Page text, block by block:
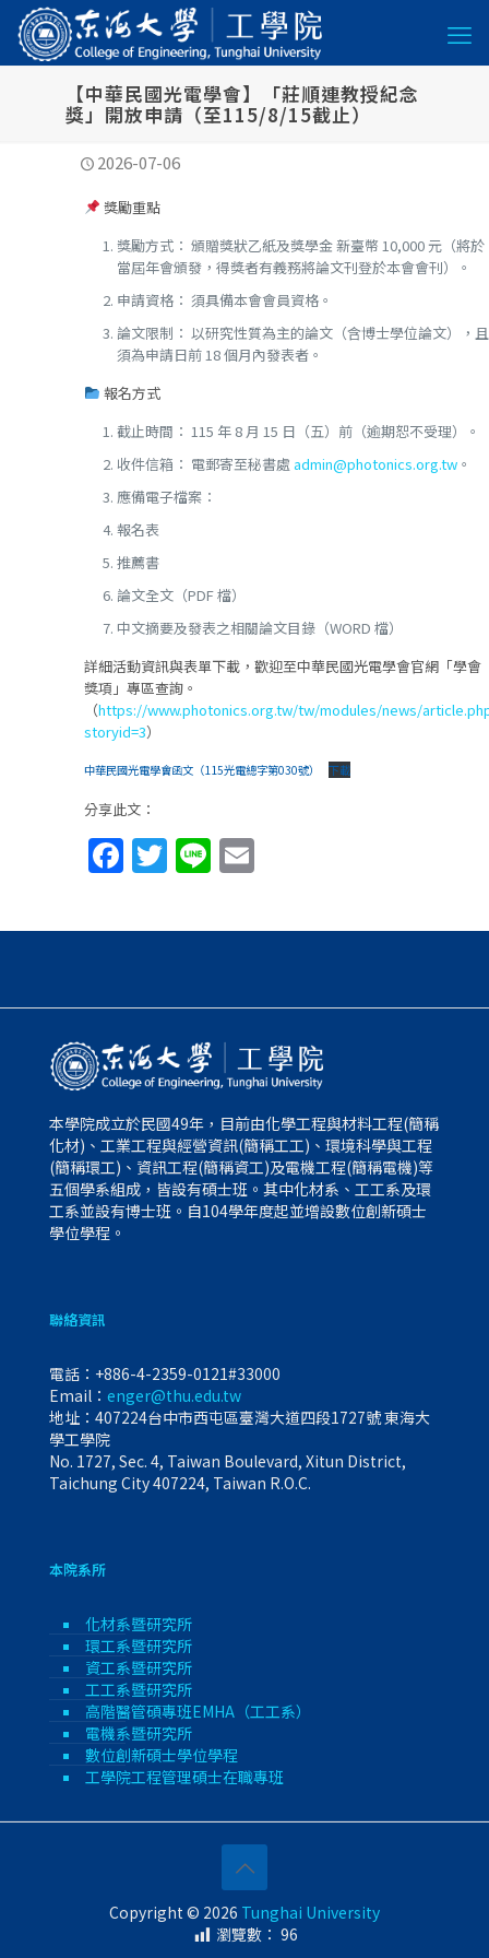
【中華民國光電學會】「莊順連教授紀念
獎」開放申請（至115/8/15截止）
2026-07-06
獎勵重點
獎勵方式： 頒贈獎狀乙紙及獎學金 新臺幣 10,000 元（將於
當屆年會頒發，得獎者有義務將論文刊登於本會會刊）。
申請資格： 須具備本會會員資格。
論文限制： 以研究性質為主的論文（含博士學位論文），且
須為申請日前 18 個月內發表者。
報名方式
截止時間： 115 年 8 月 15 日（五）前（逾期恕不受理）。
收件信箱： 電郵寄至秘書處 admin@photonics.org.tw。
應備電子檔案：
報名表
推薦書
論文全文（PDF 檔）
中文摘要及發表之相關論文目錄（WORD 檔）
詳細活動資訊與表單下載，歡迎至中華民國光電學會官網「學會
獎項」專區查詢。
（https://www.photonics.org.tw/tw/modules/news/
storyid=3）
中華民國光電學會函文（115光電總字第030號） 下載
分享此文：
Facebook
Twitter
LineEmail
本學院成立於民國49年，目前由化學工程與材料工程(簡稱
化材)、工業工程與經營資訊(簡稱工工)、環境科學與工程
(簡稱環工)、資訊工程(簡稱資工)及電機工程(簡稱電機)等
五個學系組成，皆設有碩士班。其中化材系、工工系及環
工系並設有博士班。自104學年度起並增設數位創新碩士
學位學程。
聯絡資訊
電話： +886-4-2359-0121#33000
Email： enger@thu.edu.tw
地址：407224台中市西屯區臺灣大道四段1727號 東海大
學工學院
No. 1727, Sec. 4, Taiwan Boulevard, Xitun District,
Taichung City 407224, Taiwan R.O.C.
本院系所
化材系暨研究所
環工系暨研究所
資工系暨研究所
工工系暨研究所
高階醫管碩專班EMHA（工工系）
電機系暨研究所
數位創新碩士學位學程
工學院工程管理碩士在職專班
Copyright © 2026 Tunghai University
瀏覽數： 96